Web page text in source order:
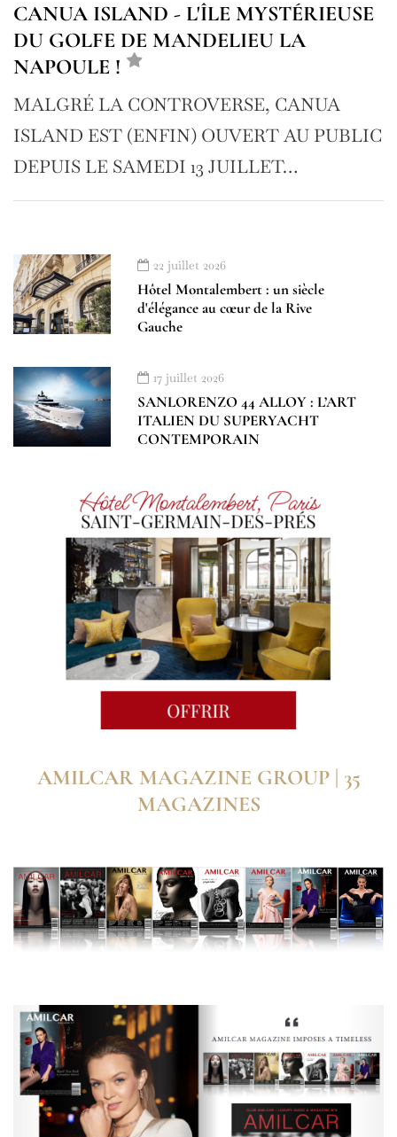
CANUA ISLAND - L'ÎLE MYSTÉRIEUSE
DU GOLFE DE MANDELIEU LA
NAPOULE !
MALGRÉ LA CONTROVERSE, CANUA
ISLAND EST (ENFIN) OUVERT AU PUBLIC
DEPUIS LE SAMEDI 13 JUILLET…
22 juillet 2026
Hôtel Montalembert : un siècle
d'élégance au cœur de la Rive
Gauche
17 juillet 2026
SANLORENZO 44 ALLOY : L’ART
ITALIEN DU SUPERYACHT
CONTEMPORAIN
AMILCAR MAGAZINE GROUP | 35
MAGAZINES